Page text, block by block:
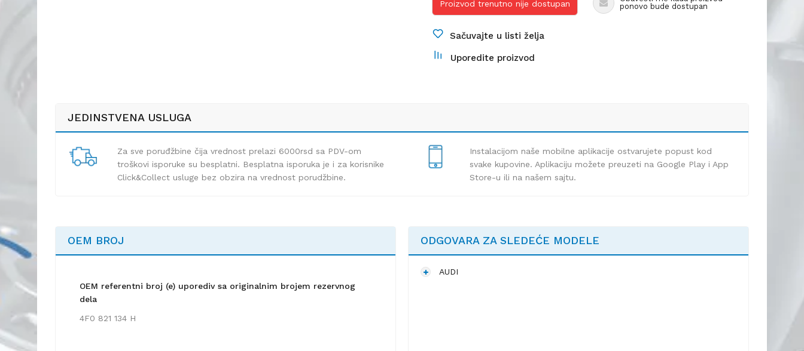
Proizvod trenutno nije dostupan
ponovo bude dostupan
Sačuvajte u listi želja
Uporedite proizvod
JEDINSTVENA USLUGA
Za sve poruđžbine čija vrednost prelazi 6000rsd sa PDV-om
troškovi isporuke su besplatni. Besplatna isporuka je i za korisnike
Click&Collect usluge bez obzira na vrednost porudžbine.
Instalacijom naše mobilne aplikacije ostvarujete popust kod
svake kupovine. Aplikaciju možete preuzeti na Google Play i App
Store-u ili na našem sajtu.
OEM BROJ
OEM referentni broj (e) uporediv sa originalnim brojem rezervnog
dela
4F0 821 134 H
ODGOVARA ZA SLEDEĆE MODELE
AUDI